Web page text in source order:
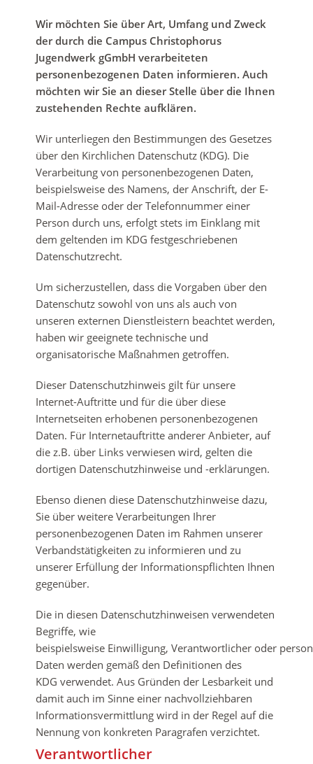
Wir möchten Sie über Art, Umfang und Zweck
der durch die Campus Christophorus
Jugendwerk gGmbH verarbeiteten
personenbezogenen Daten informieren. Auch
möchten wir Sie an dieser Stelle über die Ihnen
zustehenden Rechte aufklären.
Wir unterliegen den Bestimmungen des Gesetzes
über den Kirchlichen Datenschutz (KDG). Die
Verarbeitung von personenbezogenen Daten,
beispielsweise des Namens, der Anschrift, der E-
Mail-Adresse oder der Telefonnummer einer
Person durch uns, erfolgt stets im Einklang mit
dem geltenden im KDG festgeschriebenen
Datenschutzrecht.
Um sicherzustellen, dass die Vorgaben über den
Datenschutz sowohl von uns als auch von
unseren externen Dienstleistern beachtet werden,
haben wir geeignete technische und
organisatorische Maßnahmen getroffen.
Dieser Datenschutzhinweis gilt für unsere
Internet-Auftritte und für die über diese
Internetseiten erhobenen personenbezogenen
Daten. Für Internetauftritte anderer Anbieter, auf
die z.B. über Links verwiesen wird, gelten die
dortigen Datenschutzhinweise und -erklärungen.
Ebenso dienen diese Datenschutzhinweise dazu,
Sie über weitere Verarbeitungen Ihrer
personenbezogenen Daten im Rahmen unserer
Verbandstätigkeiten zu informieren und zu
unserer Erfüllung der Informationspflichten Ihnen
gegenüber.
Die in diesen Datenschutzhinweisen verwendeten
Begriffe, wie
beispielsweise Einwilligung, Verantwortlicher oder
Daten werden gemäß den Definitionen des
KDG verwendet. Aus Gründen der Lesbarkeit und
damit auch im Sinne einer nachvollziehbaren
Informationsvermittlung wird in der Regel auf die
Nennung von konkreten Paragrafen verzichtet.
Verantwortlicher